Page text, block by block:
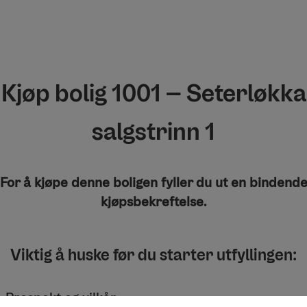
Kjøp bolig 1001 – Seterløkka
salgstrinn 1
For å kjøpe denne boligen fyller du ut en bindende
kjøpsbekreftelse.
Viktig å huske før du starter utfyllingen:
Prospekt og vilkår